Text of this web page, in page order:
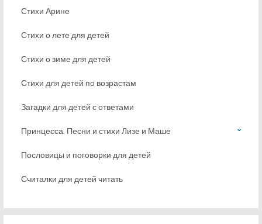
Стихи Арине
Стихи о лете для детей
Стихи о зиме для детей
Стихи для детей по возрастам
Загадки для детей с ответами
Принцесса. Песни и стихи Лизе и Маше
Пословицы и поговорки для детей
Считалки для детей читать